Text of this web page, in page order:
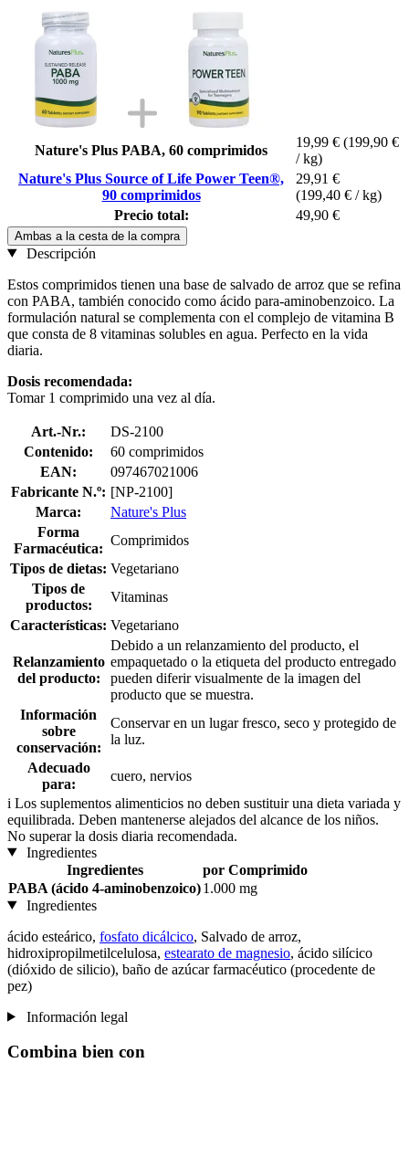
Nature's Plus PABA, 60 comprimidos
19,99 € (199,90 €
/ kg)
Nature's Plus Source of Life Power Teen®,
90 comprimidos
29,91 €
(199,40 € / kg)
Precio total:
49,90 €
Ambas a la cesta de la compra
Descripción
Estos comprimidos tienen una base de salvado de arroz que se refina
con PABA, también conocido como ácido para-aminobenzoico. La
formulación natural se complementa con el complejo de vitamina B
que consta de 8 vitaminas solubles en agua. Perfecto en la vida
diaria.
Dosis recomendada:
Tomar 1 comprimido una vez al día.
Art.-Nr.:
DS-2100
Contenido:
60 comprimidos
EAN:
097467021006
Fabricante N.º: [NP-2100]
Marca:
Nature's Plus
Forma
Farmacéutica:
Comprimidos
Tipos de dietas: Vegetariano
Tipos de
productos:
Vitaminas
Características: Vegetariano
Relanzamiento
del producto:
Debido a un relanzamiento del producto, el
empaquetado o la etiqueta del producto entregado
pueden diferir visualmente de la imagen del
producto que se muestra.
Información
sobre
conservación:
Conservar en un lugar fresco, seco y protegido de
la luz.
Adecuado
para:
cuero, nervios
i Los suplementos alimenticios no deben sustituir una dieta variada y
equilibrada. Deben mantenerse alejados del alcance de los niños.
No superar la dosis diaria recomendada.
Ingredientes
Ingredientes
por Comprimido
PABA (ácido 4-aminobenzoico)1.000 mg
Ingredientes
ácido esteárico, fosfato dicálcico, Salvado de arroz,
hidroxipropilmetilcelulosa, estearato de magnesio, ácido silícico
(dióxido de silicio), baño de azúcar farmacéutico (procedente de
pez)
Información legal
Combina bien con